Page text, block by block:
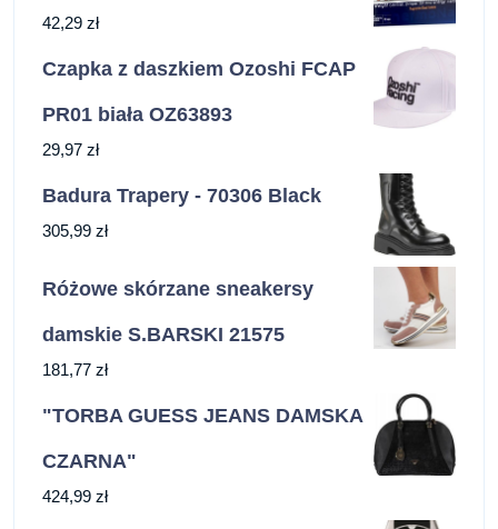
42,29 zł
Czapka z daszkiem Ozoshi FCAP
PR01 biała OZ63893
29,97 zł
Badura Trapery - 70306 Black
305,99 zł
Różowe skórzane sneakersy
damskie S.BARSKI 21575
181,77 zł
"TORBA GUESS JEANS DAMSKA
CZARNA"
424,99 zł